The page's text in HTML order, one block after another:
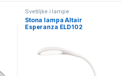
Svetiljke i lampe
Stona lampa Altair
Esperanza ELD102